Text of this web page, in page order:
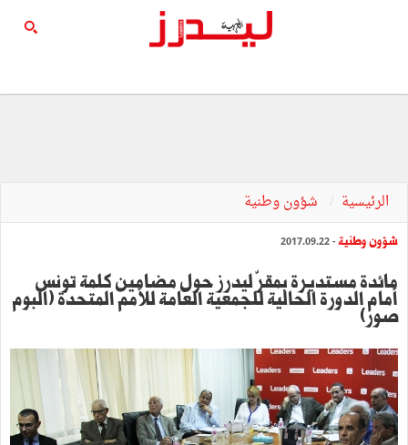
الرئيسية شؤون وطنية
شؤون وطنية- 2017.09.22
مائدة مستديرة بمقرّ ليدرز حول مضامين كلمة تونس
أمام الدورة الحالية للجمعية العامة للأمم المتحدة (ألبوم
صور)